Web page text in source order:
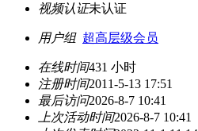
视频认证未认证
用户组 超高层级会员
在线时间431 小时
注册时间2011-5-13 17:51
最后访问2026-8-7 10:41
上次活动时间2026-8-7 10:41